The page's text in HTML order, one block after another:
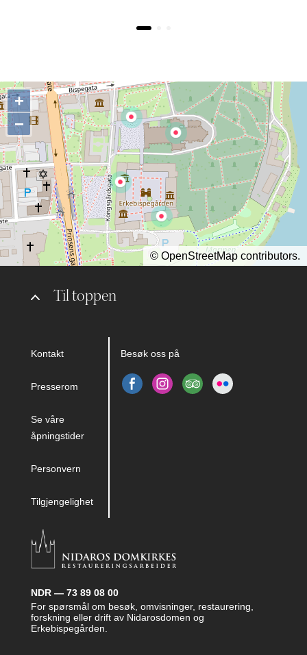
Til toppen
Kontakt
Presserom
Se våre
åpningstider
Personvern
Tilgjengelighet
Besøk oss på
NDR — 73 89 08 00
For spørsmål om besøk, omvisninger, restaurering,
forskning eller drift av Nidarosdomen og
Erkebispegården.
+
−
© OpenStreetMap contributors.